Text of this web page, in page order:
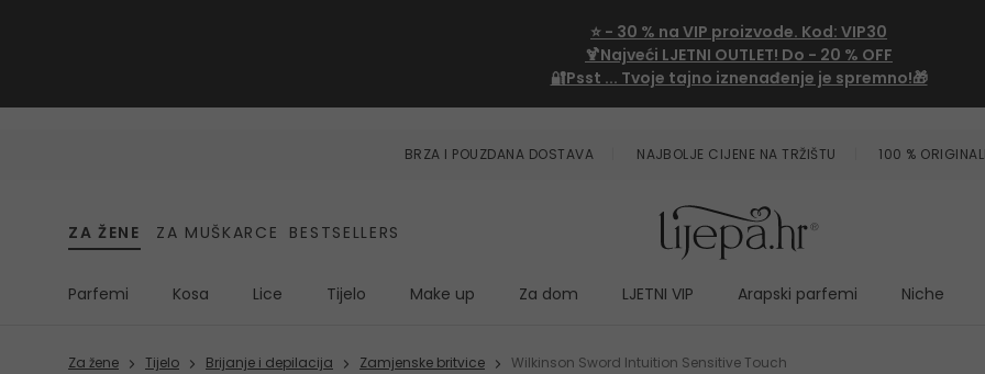
⭐ - 30 % na VIP proizvode. Kod: VIP30
🍹Najveći LJETNI OUTLET! Do - 20 % OFF
🔐Psst ... Tvoje tajno iznenađenje je spremno!🎁
BRZA I POUZDANA DOSTAVA NAJBOLJE CIJENE NA TRŽIŠTU 100 %
ZA ŽENE ZA MUŠKARCE BESTSELLERS
Parfemi Kosa Lice Tijelo Make up Za dom LJETNI VIP Arapski parfemi Niche
Za žene Tijelo Brijanje i depilacija Zamjenske britvice Wilkinson Sword Intuition Sensitive Touch